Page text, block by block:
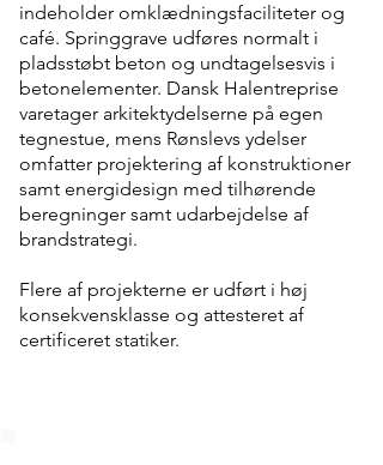
indeholder omklædningsfaciliteter og
café. Springgrave udføres normalt i
pladsstøbt beton og undtagelsesvis i
betonelementer. Dansk Halentreprise
varetager arkitektydelserne på egen
tegnestue, mens Rønslevs ydelser
omfatter projektering af konstruktioner
samt energidesign med tilhørende
beregninger samt udarbejdelse af
brandstrategi.
Flere af projekterne er udført i høj
konsekvensklasse og attesteret af
certificeret statiker.